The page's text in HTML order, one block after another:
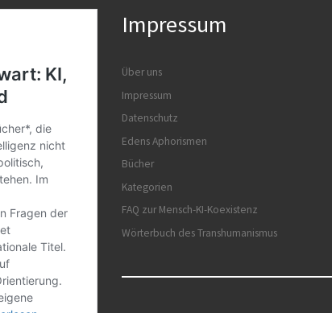
Impressum
Über uns
Impressum
Datenschutz
Edens Aphorismen
Bücher
Kategorien
FAQ zur Mensch-KI-Koexistenz
Wörterbuch des Transhumanismus